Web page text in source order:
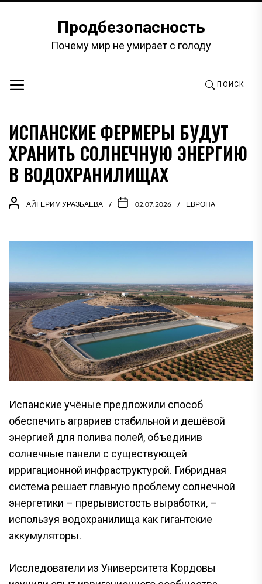
содержимомуПродбезопасность
Почему мир не умирает с голоду
ПОИСК
ИСПАНСКИЕ ФЕРМЕРЫ БУДУТ
ХРАНИТЬ СОЛНЕЧНУЮ ЭНЕРГИЮ
В ВОДОХРАНИЛИЩАХ
АЙГЕРИМ УРАЗБАЕВА 02.07.2026 ЕВРОПА
Испанские учёные предложили способ
обеспечить аграриев стабильной и дешёвой
энергией для полива полей, объединив
солнечные панели с существующей
ирригационной инфраструктурой. Гибридная
система решает главную проблему солнечной
энергетики – прерывистость выработки, –
используя водохранилища как гигантские
аккумуляторы.
Исследователи из Университета Кордовы